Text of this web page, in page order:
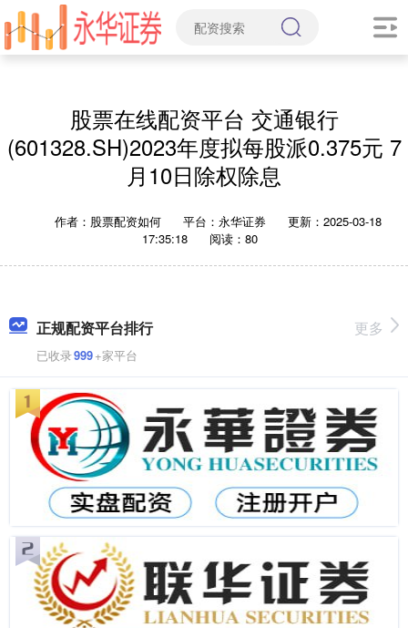
股票在线配资平台 交通银行
(601328.SH)2023年度拟每股派0.375元 7
月10日除权除息
作者：股票配资如何 平台：永华证券
更新：2025-03-18
17:35:18
阅读：80
正规配资平台排行
已收录999+家平台
更多